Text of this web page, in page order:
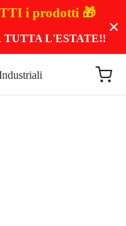
i prodotti 🎁
TUTTA L'ESTATE!!